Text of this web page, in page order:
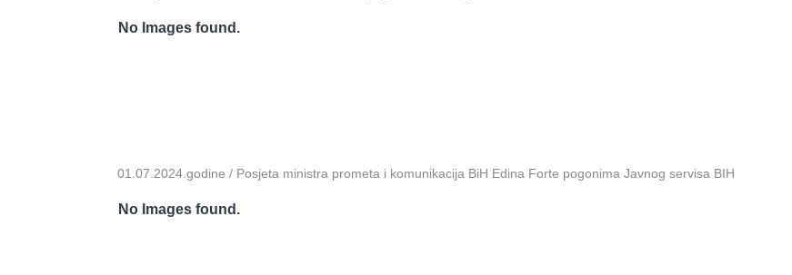
No Images found.
01.07.2024.godine / Posjeta ministra prometa i komunikacija BiH Edina Forte pogonima Javnog servisa BIH
No Images found.